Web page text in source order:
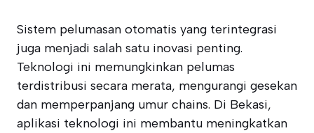
Sistem pelumasan otomatis yang terintegrasi
juga menjadi salah satu inovasi penting.
Teknologi ini memungkinkan pelumas
terdistribusi secara merata, mengurangi gesekan
dan memperpanjang umur chains. Di Bekasi,
aplikasi teknologi ini membantu meningkatkan